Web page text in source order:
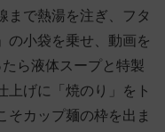
まで熱湯を注ぎ、フタ
の小袋を乗せ、動画を
ら液体スープと特製
上げに「焼のり」をト
そカップ麺の枠を出ま